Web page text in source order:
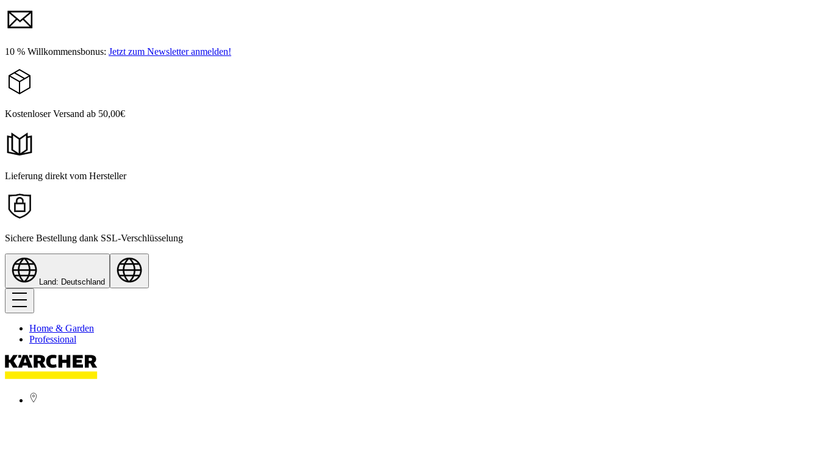
10 % Willkommensbonus: Jetzt zum Newsletter anmelden!
Kostenloser Versand ab 50,00€
Lieferung direkt vom Hersteller
Sichere Bestellung dank SSL-Verschlüsselung
Land: Deutschland
Home & Garden
Professional